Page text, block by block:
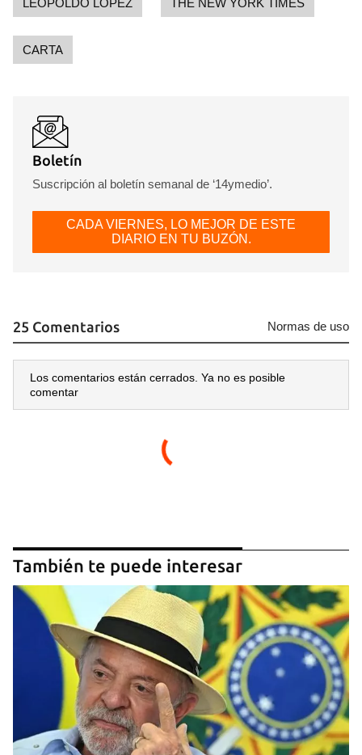
Guardar como favorito
Para poder guardar como favorito, primero has de
iniciar sesión con tu cuenta de 14ymedio.
LEOPOLDO LÓPEZ THE NEW YORK TIMES
CARTA
Boletín
Suscripción al boletín semanal de ‘14ymedio’.
CADA VIERNES, LO MEJOR DE ESTE
DIARIO EN TU BUZÓN.
25 Comentarios Normas de uso
Los comentarios están cerrados. Ya no es posible
comentar
También te puede interesar